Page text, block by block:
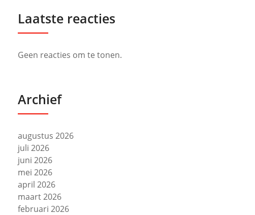
Laatste reacties
Geen reacties om te tonen.
Archief
augustus 2026
juli 2026
juni 2026
mei 2026
april 2026
maart 2026
februari 2026